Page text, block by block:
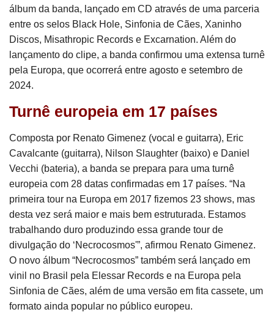
álbum da banda, lançado em CD através de uma parceria
entre os selos Black Hole, Sinfonia de Cães, Xaninho
Discos, Misathropic Records e Excarnation. Além do
lançamento do clipe, a banda confirmou uma extensa turnê
pela Europa, que ocorrerá entre agosto e setembro de
2024.
Turnê europeia em 17 países
Composta por Renato Gimenez (vocal e guitarra), Eric
Cavalcante (guitarra), Nilson Slaughter (baixo) e Daniel
Vecchi (bateria), a banda se prepara para uma turnê
europeia com 28 datas confirmadas em 17 países. “Na
primeira tour na Europa em 2017 fizemos 23 shows, mas
desta vez será maior e mais bem estruturada. Estamos
trabalhando duro produzindo essa grande tour de
divulgação do ‘Necrocosmos'”, afirmou Renato Gimenez.
O novo álbum “Necrocosmos” também será lançado em
vinil no Brasil pela Elessar Records e na Europa pela
Sinfonia de Cães, além de uma versão em fita cassete, um
formato ainda popular no público europeu.